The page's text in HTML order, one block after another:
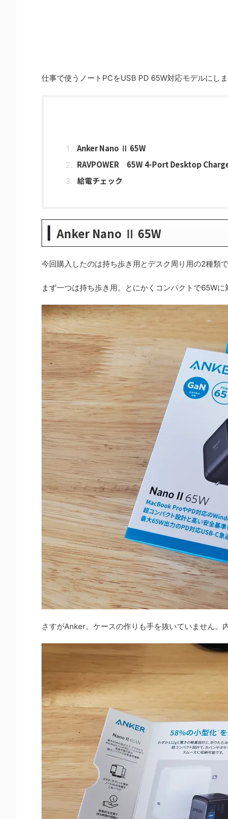
仕事で使うノートPCをUSB PD 65W対応モデルにし
Anker Nano Ⅱ 65W
RAVPOWER 65W 4-Port Desktop
給電チェック
Anker Nano Ⅱ 65W
今回購入したのは持ち歩き用とデスク周り用の2種類
まず一つは持ち歩き用。とにかくコンパクトで65W
さすがAnker。ケースの作りも手を抜いていません。